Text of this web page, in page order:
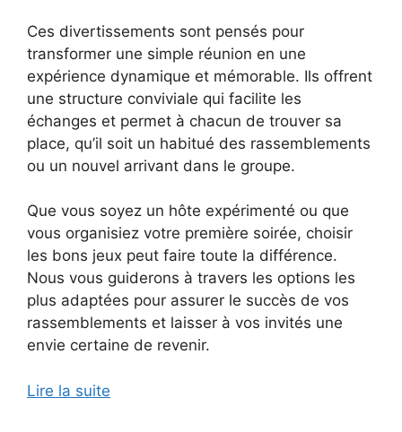
Ces divertissements sont pensés pour
transformer une simple réunion en une
expérience dynamique et mémorable. Ils offrent
une structure conviviale qui facilite les
échanges et permet à chacun de trouver sa
place, qu’il soit un habitué des rassemblements
ou un nouvel arrivant dans le groupe.
Que vous soyez un hôte expérimenté ou que
vous organisiez votre première soirée, choisir
les bons jeux peut faire toute la différence.
Nous vous guiderons à travers les options les
plus adaptées pour assurer le succès de vos
rassemblements et laisser à vos invités une
envie certaine de revenir.
Lire la suite